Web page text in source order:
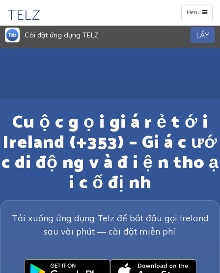
Toggle
navigation
Menu
TELZ
Cài đặt ứng dụng TELZ LẤY
Cu ộ c g ọ i gi á r ẻ t ớ i
Ireland (+353) – Gi á c ướ
c di độ ng v à đ i ệ n tho ạ
i c ố đị nh
Tải xuống ứng dụng Telz để bắt đầu gọi Ireland
sau vài phút — cài đặt miễn phí.